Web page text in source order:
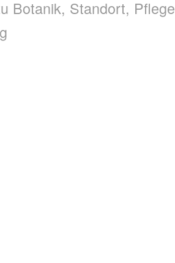
Botanik, Standort, Pflege